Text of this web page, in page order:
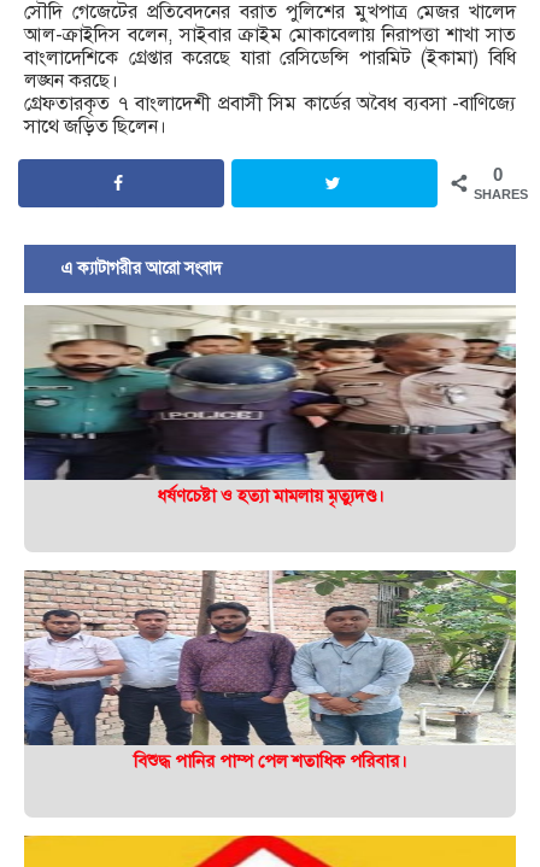
সৌদি গেজেটের প্রতিবেদনের বরাত পুলিশের মুখপাত্র মেজর খালেদ
আল-ক্রাইদিস বলেন, সাইবার ক্রাইম মোকাবেলায় নিরাপত্তা শাখা সাত
বাংলাদেশিকে গ্রেপ্তার করেছে যারা রেসিডেন্সি পারমিট (ইকামা) বিধি
লঙ্ঘন করছে।
গ্রেফতারকৃত ৭ বাংলাদেশী প্রবাসী সিম কার্ডের অবৈধ ব্যবসা -বাণিজ্যে
সাথে জড়িত ছিলেন।
0
SHARES
এ ক্যাটাগরীর আরো সংবাদ
ধর্ষণচেষ্টা ও হত্যা মামলায় মৃত্যুদণ্ড।
বিশুদ্ধ পানির পাম্প পেল শতাধিক পরিবার।